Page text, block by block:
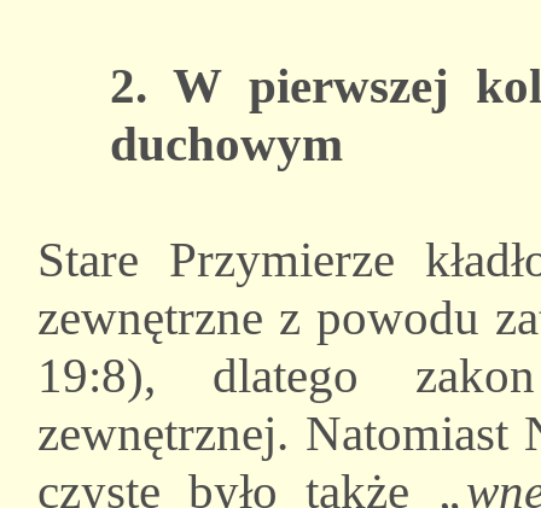
2. W pierwszej
duchowym
Stare Przymierze
zewnętrzne z powodu
19:8), dlatego
zewnętrznej. Natomiast
czyste było także